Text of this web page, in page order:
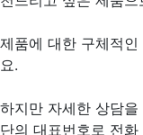
제품에 대한 구체적
요.
하지만 자세한 상담
단의 대표번호로 전화